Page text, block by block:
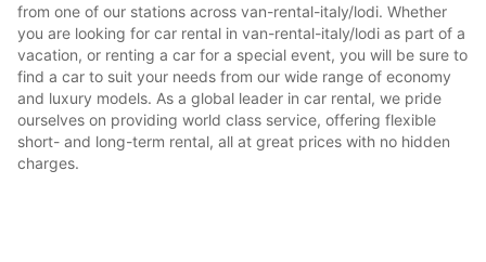
from one of our stations across van-rental-italy/lodi. Whether
you are looking for car rental in van-rental-italy/lodi as part of a
vacation, or renting a car for a special event, you will be sure to
find a car to suit your needs from our wide range of economy
and luxury models. As a global leader in car rental, we pride
ourselves on providing world class service, offering flexible
short- and long-term rental, all at great prices with no hidden
charges.